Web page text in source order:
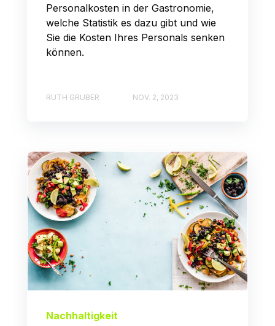
Personalkosten in der Gastronomie,
welche Statistik es dazu gibt und wie
Sie die Kosten Ihres Personals senken
können.
RUTH GRUBER NOV. 2, 2023
Nachhaltigkeit